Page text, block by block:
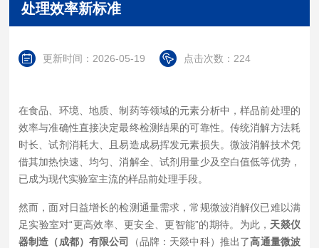
处理效率新标准
更新时间：2026-05-19 点击次数：224
在食品、环境、地质、制药等领域的元素分析中，样品前处理的
效率与准确性直接决定最终检测结果的可靠性。传统消解方法耗
时长、试剂消耗大、且易造成易挥发元素损失。微波消解技术凭
借其加热快速、均匀、消解全、试剂用量少及空白值低等优势，
已成为现代实验室主流的样品前处理手段。
然而，面对日益增长的检测通量需求，常规微波消解仪已难以满
足实验室对“更高效率、更安全、更智能”的期待。为此， 天燚仪
器制造（成都）有限公司
（品牌：天燚中科）推出了高通量微波